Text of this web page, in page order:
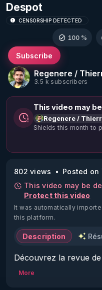
Despot
CENSORSHIP DETECTED
Regenere /
3.5 k subscribers
Subscribe
100 %
This video may
Regenere /
Shields this month to
802 views
Posted on
This video may be
Protect this video
It was automatically
this platform.
Description
Découvrez la revue
antipresse" :
More